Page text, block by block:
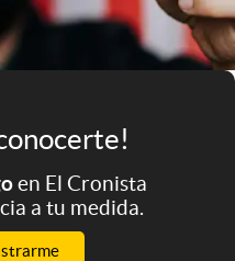
en El Cronista
a tu medida.